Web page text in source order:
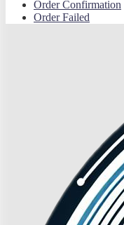
Order Confirmation
Order Failed